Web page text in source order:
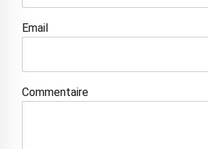
Email
Commentaire